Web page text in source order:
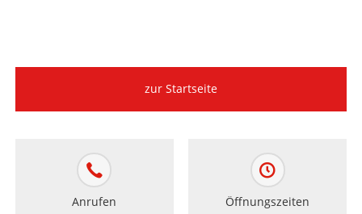
zur Startseite
Anrufen Öffnungszeiten